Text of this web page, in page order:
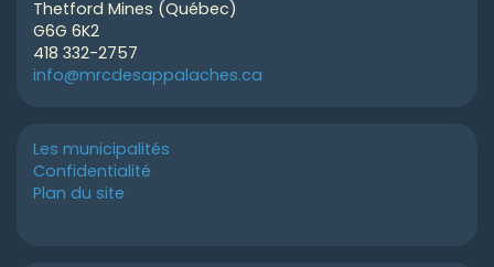
Thetford Mines (Québec)
G6G 6K2
418 332-2757
info@mrcdesappalaches.ca
Les municipalités
Confidentialité
Plan du site